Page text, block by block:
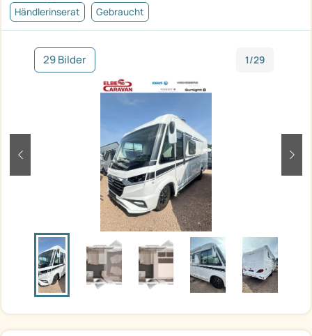
Händlerinserat Gebraucht
29 Bilder 1/29
zurück